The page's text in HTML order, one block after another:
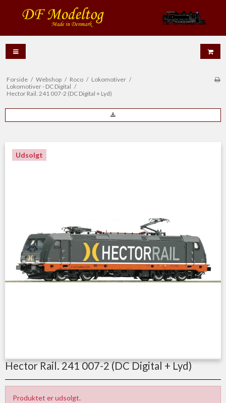
Forside / Webshop / Roco / Lokomotiver /
Lokomotiver - DC Digital /
Hector Rail. 241 007-2 (DC Digital + Lyd)
Udsolgt
Hector Rail. 241 007-2 (DC Digital + Lyd)
Produktet er udsolgt.